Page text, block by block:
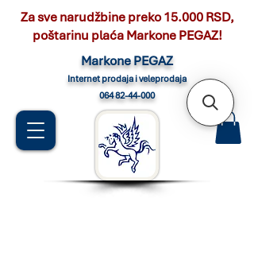
Markone PEGAZ
Internet prodaja i veleprodaja
064 82-44-000
Za sve narudžbine preko 15.000 RSD,
poštarinu plaća Markone PEGAZ!